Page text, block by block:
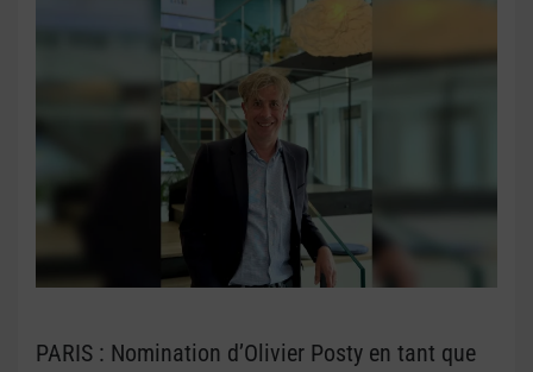
PARIS : Nomination d’Olivier Posty en tant que